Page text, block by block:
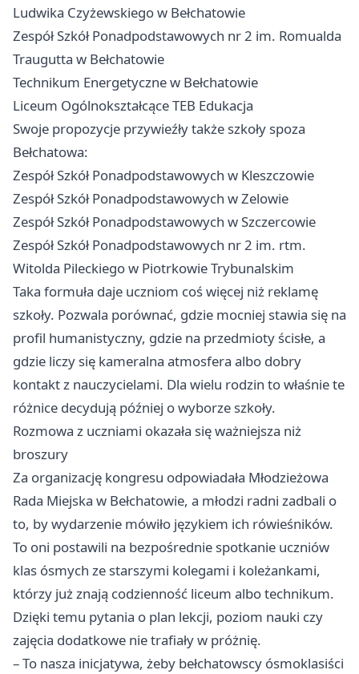
Ludwika Czyżewskiego w Bełchatowie
Zespół Szkół Ponadpodstawowych nr 2 im. Romualda
Traugutta w Bełchatowie
Technikum Energetyczne w Bełchatowie
Liceum Ogólnokształcące TEB Edukacja
Swoje propozycje przywieźły także szkoły spoza
Bełchatowa:
Zespół Szkół Ponadpodstawowych w Kleszczowie
Zespół Szkół Ponadpodstawowych w Zelowie
Zespół Szkół Ponadpodstawowych w Szczercowie
Zespół Szkół Ponadpodstawowych nr 2 im. rtm.
Witolda Pileckiego w Piotrkowie Trybunalskim
Taka formuła daje uczniom coś więcej niż reklamę
szkoły. Pozwala porównać, gdzie mocniej stawia się na
profil humanistyczny, gdzie na przedmioty ścisłe, a
gdzie liczy się kameralna atmosfera albo dobry
kontakt z nauczycielami. Dla wielu rodzin to właśnie te
różnice decydują później o wyborze szkoły.
Rozmowa z uczniami okazała się ważniejsza niż
broszury
Za organizację kongresu odpowiadała Młodzieżowa
Rada Miejska w Bełchatowie, a młodzi radni zadbali o
to, by wydarzenie mówiło językiem ich rówieśników.
To oni postawili na bezpośrednie spotkanie uczniów
klas ósmych ze starszymi kolegami i koleżankami,
którzy już znają codzienność liceum albo technikum.
Dzięki temu pytania o plan lekcji, poziom nauki czy
zajęcia dodatkowe nie trafiały w próżnię.
– To nasza inicjatywa, żeby bełchatowscy ósmoklasiści